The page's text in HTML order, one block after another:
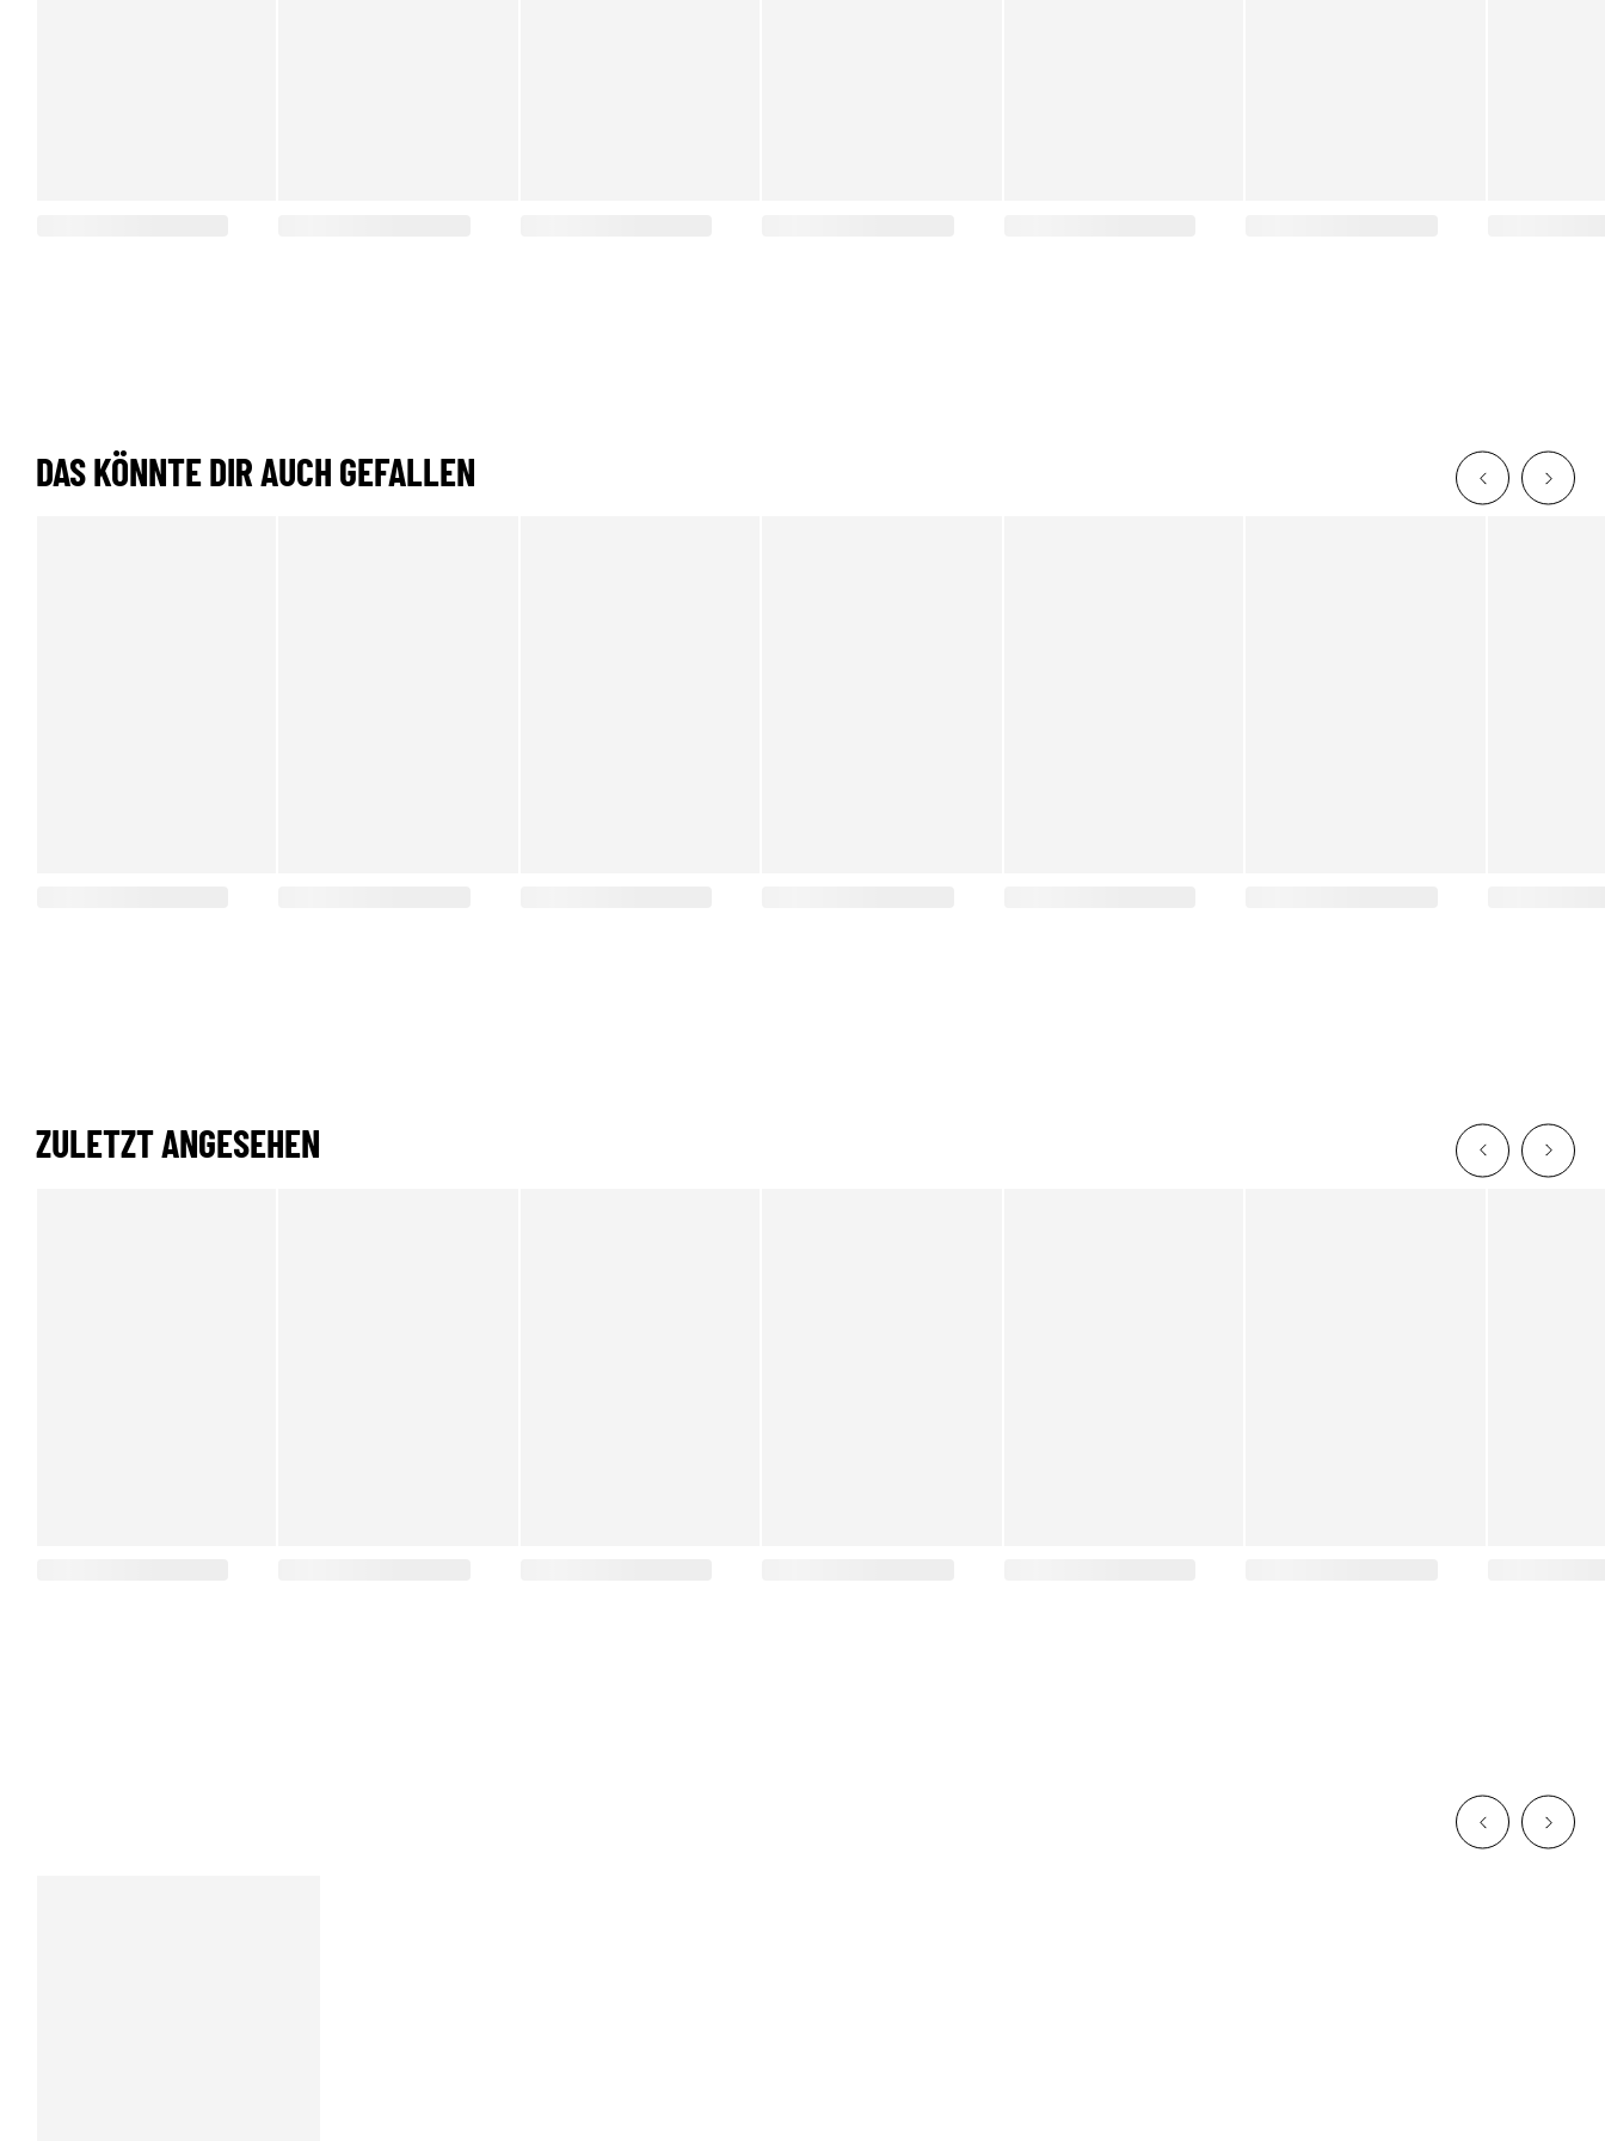
DAS KÖNNTE DIR AUCH GEFALLEN
ZULETZT ANGESEHEN